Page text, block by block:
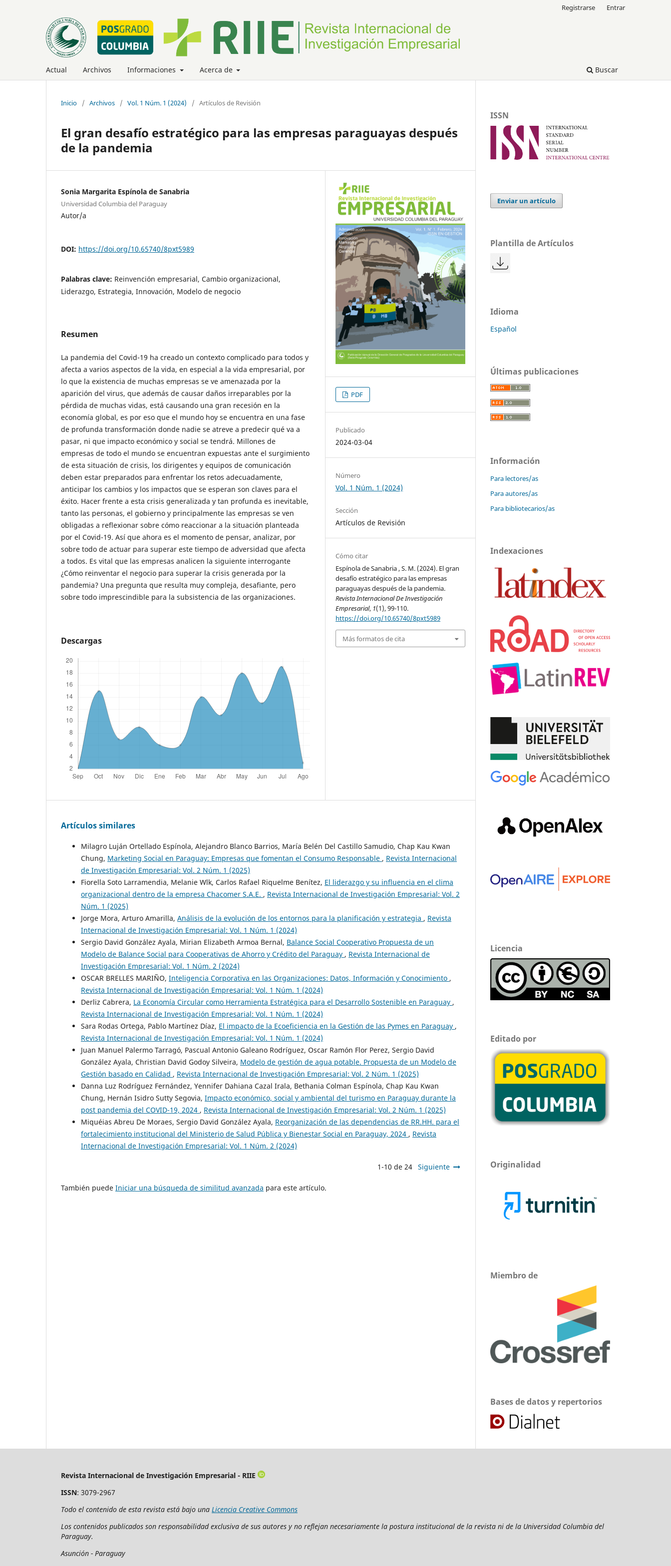
Actual Archivos Informaciones Acerca de Buscar
Registrarse Entrar
Inicio / Archivos / Vol. 1 Núm. 1 (2024) / Artículos de Revisión
El gran desafío estratégico para las empresas paraguayas después
de la pandemia
Sonia Margarita Espínola de Sanabria
Universidad Columbia del Paraguay
Autor/a
DOI: https://doi.org/10.65740/8pxt5989
Palabras clave: Reinvención empresarial, Cambio organizacional,
Liderazgo, Estrategia, Innovación, Modelo de negocio
Resumen
La pandemia del Covid-19 ha creado un contexto complicado para todos y
afecta a varios aspectos de la vida, en especial a la vida empresarial, por
lo que la existencia de muchas empresas se ve amenazada por la
aparición del virus, que además de causar daños irreparables por la
pérdida de muchas vidas, está causando una gran recesión en la
economía global, es por eso que el mundo hoy se encuentra en una fase
de profunda transformación donde nadie se atreve a predecir qué va a
pasar, ni que impacto económico y social se tendrá. Millones de
empresas de todo el mundo se encuentran expuestas ante el surgimiento
de esta situación de crisis, los dirigentes y equipos de comunicación
deben estar preparados para enfrentar los retos adecuadamente,
anticipar los cambios y los impactos que se esperan son claves para el
éxito. Hacer frente a esta crisis generalizada y tan profunda es inevitable,
tanto las personas, el gobierno y principalmente las empresas se ven
obligadas a reflexionar sobre cómo reaccionar a la situación planteada
por el Covid-19. Así que ahora es el momento de pensar, analizar, por
sobre todo de actuar para superar este tiempo de adversidad que afecta
a todos. Es vital que las empresas analicen la siguiente interrogante
¿Cómo reinventar el negocio para superar la crisis generada por la
pandemia? Una pregunta que resulta muy compleja, desafiante, pero
sobre todo imprescindible para la subsistencia de las organizaciones.
Descargas
PDF
Publicado
2024-03-04
Número
Vol. 1 Núm. 1 (2024)
Sección
Artículos de Revisión
Cómo citar
Espínola de Sanabria , S. M. (2024). El gran
desafío estratégico para las empresas
paraguayas después de la pandemia.
Revista Internacional De Investigación
Empresarial, 1(1), 99-110.
https://doi.org/10.65740/8pxt5989
Más formatos de cita
Artículos similares
Milagro Luján Ortellado Espínola, Alejandro Blanco Barrios, María Belén Del Castillo Samudio, Chap Kau Kwan
Chung, Marketing Social en Paraguay: Empresas que fomentan el Consumo Responsable , Revista Internacional
de Investigación Empresarial: Vol. 2 Núm. 1 (2025)
Fiorella Soto Larramendia, Melanie Wlk, Carlos Rafael Riquelme Benítez, El liderazgo y su influencia en el clima
organizacional dentro de la empresa Chacomer S.A.E. , Revista Internacional de Investigación Empresarial: Vol. 2
Núm. 1 (2025)
Jorge Mora, Arturo Amarilla, Análisis de la evolución de los entornos para la planificación y estrategia , Revista
Internacional de Investigación Empresarial: Vol. 1 Núm. 1 (2024)
Sergio David González Ayala, Mirian Elizabeth Armoa Bernal, Balance Social Cooperativo Propuesta de un
Modelo de Balance Social para Cooperativas de Ahorro y Crédito del Paraguay , Revista Internacional de
Investigación Empresarial: Vol. 1 Núm. 2 (2024)
OSCAR BRELLES MARIÑO, Inteligencia Corporativa en las Organizaciones: Datos, Información y Conocimiento ,
Revista Internacional de Investigación Empresarial: Vol. 1 Núm. 1 (2024)
Derliz Cabrera, La Economía Circular como Herramienta Estratégica para el Desarrollo Sostenible en Paraguay ,
Revista Internacional de Investigación Empresarial: Vol. 1 Núm. 1 (2024)
Sara Rodas Ortega, Pablo Martínez Díaz, El impacto de la Ecoeficiencia en la Gestión de las Pymes en Paraguay ,
Revista Internacional de Investigación Empresarial: Vol. 1 Núm. 1 (2024)
Juan Manuel Palermo Tarragó, Pascual Antonio Galeano Rodríguez, Oscar Ramón Flor Perez, Sergio David
González Ayala, Christian David Godoy Silveira, Modelo de gestión de agua potable. Propuesta de un Modelo de
Gestión basado en Calidad , Revista Internacional de Investigación Empresarial: Vol. 2 Núm. 1 (2025)
Danna Luz Rodríguez Fernández, Yennifer Dahiana Cazal Irala, Bethania Colman Espínola, Chap Kau Kwan
Chung, Hernán Isidro Sutty Segovia, Impacto económico, social y ambiental del turismo en Paraguay durante la
post pandemia del COVID-19, 2024 , Revista Internacional de Investigación Empresarial: Vol. 2 Núm. 1 (2025)
Miquéias Abreu De Moraes, Sergio David González Ayala, Reorganización de las dependencias de RR.HH. para el
fortalecimiento institucional del Ministerio de Salud Pública y Bienestar Social en Paraguay, 2024 , Revista
Internacional de Investigación Empresarial: Vol. 1 Núm. 2 (2024)
1-10 de 24 Siguiente
También puede Iniciar una búsqueda de similitud avanzada para este artículo.
ISSN
Enviar un artículo
Plantilla de Artículos
Idioma
Español
Últimas publicaciones
Información
Para lectores/as
Para autores/as
Para bibliotecarios/as
Indexaciones
Licencia
Editado por
Originalidad
Miembro de
Bases de datos y repertorios
Revista Internacional de Investigación Empresarial - RIIE
ISSN: 3079-2967
Todo el contenido de esta revista está bajo una Licencia Creative Commons
Los contenidos publicados son responsabilidad exclusiva de sus autores y no reflejan necesariamente la postura institucional de la revista ni de la Universidad Columbia del
Paraguay.
Asunción - Paraguay